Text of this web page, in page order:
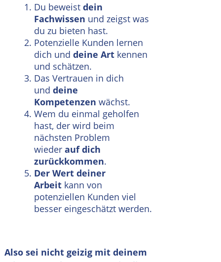
Du beweist dein
Fachwissen und zeigst was
du zu bieten hast.
Potenzielle Kunden lernen
dich und deine Art kennen
und schätzen.
Das Vertrauen in dich
und deine
Kompetenzen wächst.
Wem du einmal geholfen
hast, der wird beim
nächsten Problem
wieder auf dich
zurückkommen.
Der Wert deiner
Arbeit kann von
potenziellen Kunden viel
besser eingeschätzt werden.
Also sei nicht geizig mit deinem